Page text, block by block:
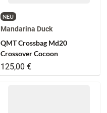
NEU
Mandarina Duck
QMT Crossbag Md20
Crossover Cocoon
125,00 €